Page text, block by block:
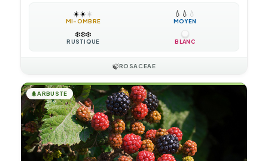
☀️☀️☀️
MI-OMBRE
💧 💧 💧
MOYEN
❄️❄️❄️
RUSTIQUE BLANC
🍃ROSACEAE
🌲ARBUSTE